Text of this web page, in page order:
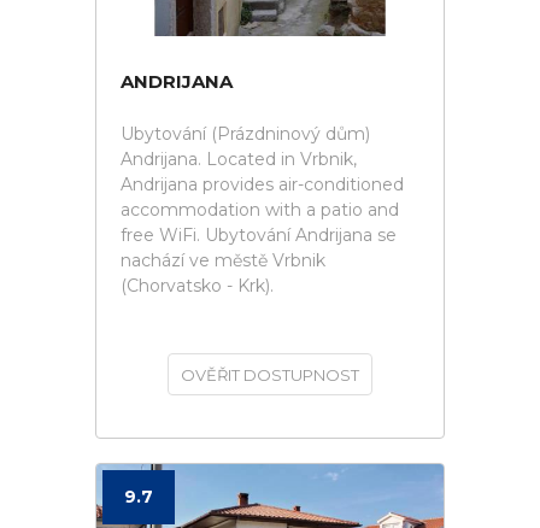
ANDRIJANA
Ubytování (Prázdninový dům)
Andrijana. Located in Vrbnik,
Andrijana provides air-conditioned
accommodation with a patio and
free WiFi. Ubytování Andrijana se
nachází ve městě Vrbnik
(Chorvatsko - Krk).
OVĚŘIT DOSTUPNOST
9.7